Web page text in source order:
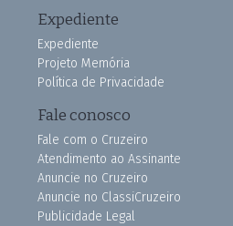
Expediente
Expediente
Projeto Memória
Política de Privacidade
Fale conosco
Fale com o Cruzeiro
Atendimento ao Assinante
Anuncie no Cruzeiro
Anuncie no ClassiCruzeiro
Publicidade Legal